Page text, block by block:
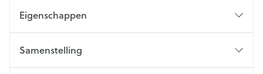
Eigenschappen
Samenstelling